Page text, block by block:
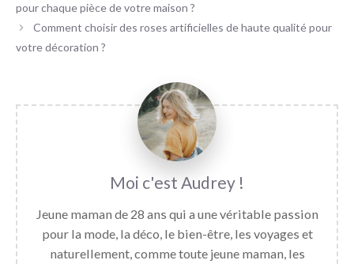
pour chaque pièce de votre maison ?
Comment choisir des roses artificielles de haute qualité pour
votre décoration ?
Audrey
Jeune maman de 28 ans qui a une véritable passion
pour la mode, la déco, le bien-être, les voyages et
naturellement, comme toute jeune maman, les